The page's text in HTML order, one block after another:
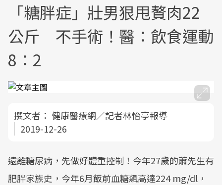
「糖胖症」壯男狠甩贅肉22
公斤 不手術！醫：飲食運動
8：2
撰文者： 健康醫療網／記者林怡亭報導
2019-12-26
遠離糖尿病，先做好體重控制！今年27歲的蕭先生有
肥胖家族史，今年6月飯前血糖飆高達224 mg/dl，